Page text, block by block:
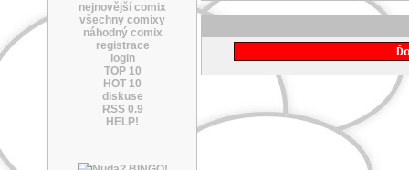
nejnovější comix
všechny comixy
náhodný comix
registrace
login
TOP 10
HOT 10
diskuse
RSS 0.9
HELP!